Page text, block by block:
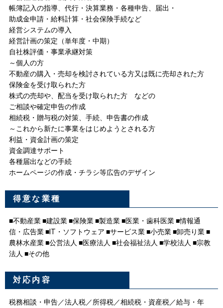
帳簿記入の指導、代行・決算業務・各種申告、届出・
助成金申請・給料計算・社会保険手続など
経営システムの導入
経営計画の策定（単年度・中期）
自社株評価・事業承継対策
～個人の方
不動産の購入・売却を検討されている方又は既に売却された方
保険金を受け取られた方
株式の売却や、配当を受け取られた方 などの
ご相談や確定申告の作成
相続税・贈与税の対策、手続、申告書の作成
～これから新たに事業をはじめようとされる方
利益・資金計画の策定
資金調達サポート
各種届出などの手続
ホームページの作成・チラシ等広告のデザイン
得意な業種
■不動産業 ■建設業 ■保険業 ■製造業 ■医業・歯科医業 ■情報通
信・広告業 ■IT・ソフトウェア ■サービス業 ■小売業 ■卸売り業 ■
農林水産業 ■公営法人 ■医療法人 ■社会福祉法人 ■学校法人 ■宗教
法人 ■その他
対応内容
税務相談・申告／法人税／所得税／相続税・資産税／給与・年